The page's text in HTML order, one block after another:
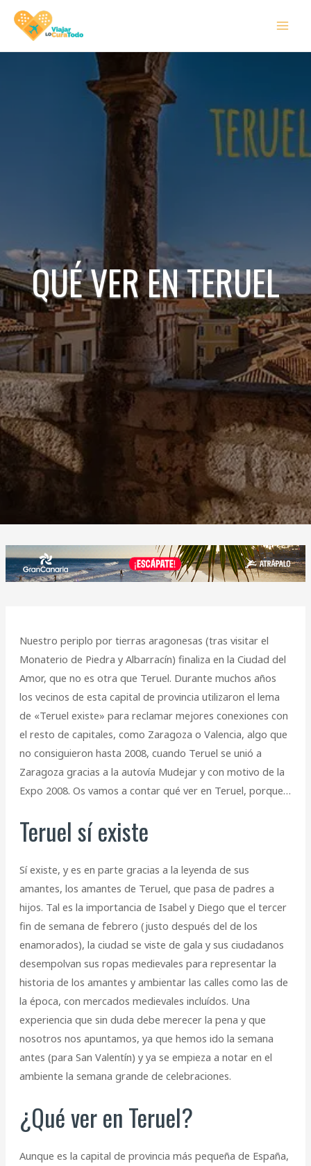
QUÉ VER EN TERUEL
Nuestro periplo por tierras aragonesas (tras visitar el
Monaterio de Piedra y Albarracín) finaliza en la Ciudad del
Amor, que no es otra que Teruel. Durante muchos años
los vecinos de esta capital de provincia utilizaron el lema
de «Teruel existe» para reclamar mejores conexiones con
el resto de capitales, como Zaragoza o Valencia, algo que
no consiguieron hasta 2008, cuando Teruel se unió a
Zaragoza gracias a la autovía Mudejar y con motivo de la
Expo 2008. Os vamos a contar qué ver en Teruel, porque…
Teruel sí existe
Sí existe, y es en parte gracias a la leyenda de sus
amantes, los amantes de Teruel, que pasa de padres a
hijos. Tal es la importancia de Isabel y Diego que el tercer
fin de semana de febrero (justo después del de los
enamorados), la ciudad se viste de gala y sus ciudadanos
desempolvan sus ropas medievales para representar la
historia de los amantes y ambientar las calles como las de
la época, con mercados medievales incluídos. Una
experiencia que sin duda debe merecer la pena y que
nosotros nos apuntamos, ya que hemos ido la semana
antes (para San Valentín) y ya se empieza a notar en el
ambiente la semana grande de celebraciones.
¿Qué ver en Teruel?
Aunque es la capital de provincia más pequeña de España,